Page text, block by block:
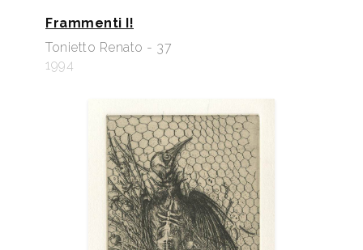
Frammenti I!
Tonietto Renato - 37
1994